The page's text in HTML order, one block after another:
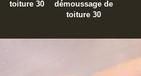
toiture 30
démoussage de
toiture 30